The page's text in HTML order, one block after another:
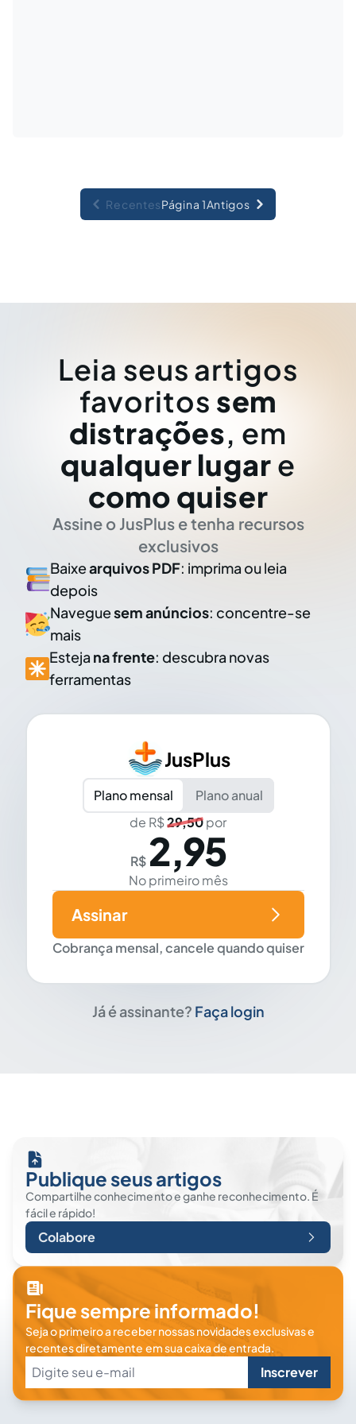
RecentesPágina 1Antigos
Leia seus artigos
favoritos sem
distrações, em
qualquer lugar e
como quiser
Assine o JusPlus e tenha recursos
exclusivos
Baixearquivos PDF: imprima ou leia
depois
Naveguesem anúncios: concentre-se
mais
Esteja na frente: descubra novas
ferramentas
JusPlus
Plano mensal
Plano anual
de R$29,50por
R$ 2,95
No primeiro mês
Cobrança mensal, cancele quando quiser
Assinar
Já é assinante? Faça login
Publique seus artigos
Compartilhe conhecimento e ganhe reconhecimento. É
fácil e rápido!
Colabore
Fique sempre informado!
Seja o primeiro a receber nossas novidades exclusivas e
recentes diretamente em sua caixa de entrada.
Inscrever